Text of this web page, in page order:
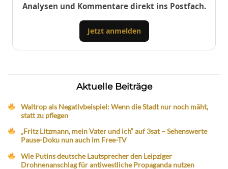
Analysen und Kommentare direkt ins Postfach.
Jetzt anmelden
Aktuelle Beiträge
Waltrop als Negativbeispiel: Wenn die Stadt nur noch mäht,
statt zu pflegen
„Fritz Litzmann, mein Vater und ich“ auf 3sat – Sehenswerte
Pause-Doku nun auch im Free-TV
Wie Putins deutsche Lautsprecher den Leipziger
Drohnenanschlag für antiwestliche Propaganda nutzen